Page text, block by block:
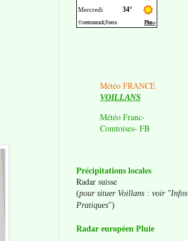
Météo FRANCE
VOILLANS
Météo Franc-
Comtoises- FB
Précipitations locales
Radar suisse
(pour situer Voillans : voir "Infos
Pratiques")
Radar européen Pluie